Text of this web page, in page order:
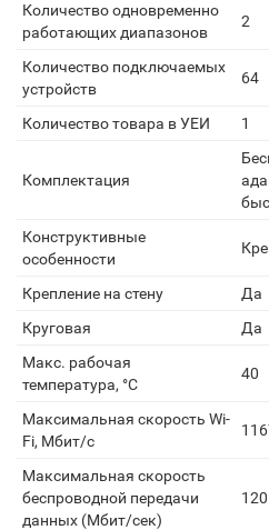
Количество одновременно
работающих диапазонов
2
Количество подключаемых
устройств
64
Количество товара в УЕИ 1
Комплектация
Конструктивные
особенности
Крепление на стену
Да
Круговая
Да
Макс. рабочая
температура, °С
40
Максимальная скорость Wi-
Fi, Мбит/с
Максимальная скорость
беспроводной передачи
данных (Мбит/сек)